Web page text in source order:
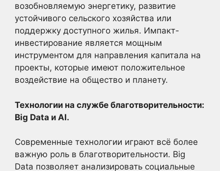
возобновляемую энергетику, развитие
устойчивого сельского хозяйства или
поддержку доступного жилья. Импакт-
инвестирование является мощным
инструментом для направления капитала на
проекты, которые имеют положительное
воздействие на общество и планету.
Технологии на службе благотворительности:
Big Data и AI.
Современные технологии играют всё более
важную роль в благотворительности. Big
Data позволяет анализировать социальные